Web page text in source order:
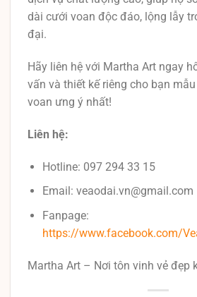
dài cưới voan độc đáo, lộng lẫy
đại.
Hãy liên hệ với Martha Art ngay
vấn và thiết kế riêng cho bạn
voan ưng ý nhất!
Liên hệ:
Hotline: 097 294 33 15
Email: veaodai.vn@gmail.com
Fanpage:
https://www.facebook.com/
Martha Art – Nơi tôn vinh vẻ đẹp